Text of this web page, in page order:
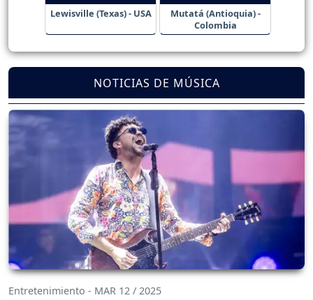
Lewisville (Texas) - USA
Mutatá (Antioquia) -
Colombia
NOTICIAS DE MÚSICA
Entretenimiento - MAR 12 / 2025